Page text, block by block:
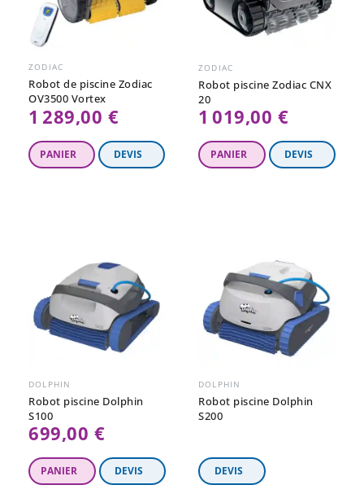
ZODIAC
Robot de piscine Zodiac
OV3500 Vortex
1 289,00 €
ZODIAC
Robot piscine Zodiac CNX
20
1 019,00 €
DOLPHIN
Robot piscine Dolphin
S100
699,00 €
DOLPHIN
Robot piscine Dolphin
S200